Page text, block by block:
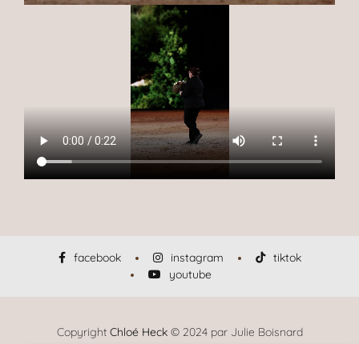
facebook instagram
tiktok
youtube
Copyright Chloé Heck© 2024 par Julie Boisnard